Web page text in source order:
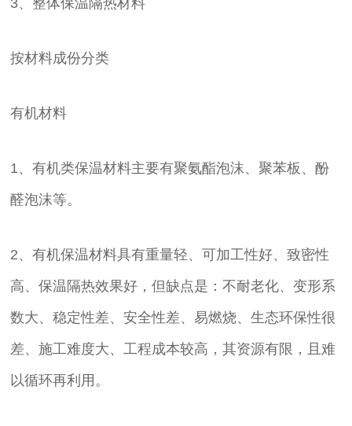
按材料成份分类
有机材料
1、有机类保温材料主要有聚氨酯泡沫、聚苯板、酚
醛泡沫等。
2、有机保温材料具有重量轻、可加工性好、致密性
高、保温隔热效果好，但缺点是：不耐老化、变形系
数大、稳定性差、安全性差、易燃烧、生态环保性很
差、施工难度大、工程成本较高，其资源有限，且难
以循环再利用。